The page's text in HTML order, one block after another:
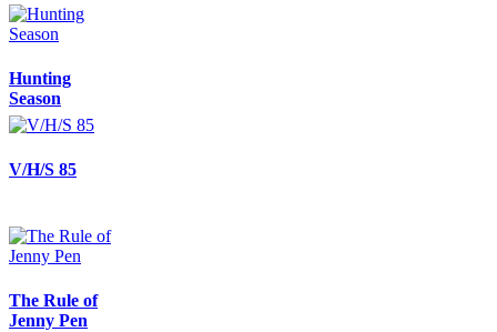
Hunting
Season
V/H/S 85
The Rule of
Jenny Pen